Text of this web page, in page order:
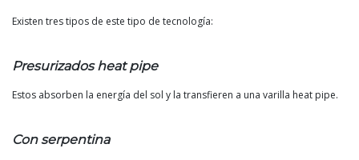
Existen tres tipos de este tipo de tecnología:
Presurizados heat pipe
Estos absorben la energía del sol y la transfieren a una varilla heat pipe.
Con serpentina